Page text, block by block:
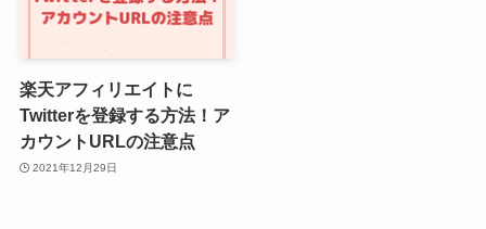
楽天アフィリエイトに
Twitterを登録する方法！ア
カウントURLの注意点
2021年12月29日